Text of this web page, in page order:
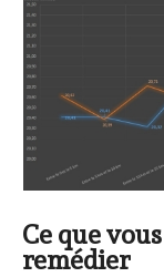
Ce que
remédier